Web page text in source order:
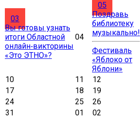
03
Вы готовы узнать
итоги Областной
онлайн‑викторины
«Это ЭТНО»?
04
05
Поздравь
библиотеку
музыкально!
Фестиваль
«Яблоко от
Яблони»
10 11 12
17
18 19
24
25 26
31
01 02